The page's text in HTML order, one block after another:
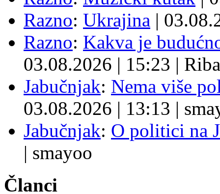
Razno: Ukrajina |
Razno: Kakva je
03.08.2026 | 15:23 | Riba
Jabučnjak: Nema više
03.08.2026 | 13:13 |
Jabučnjak: O politici na
| smayoo
Članci